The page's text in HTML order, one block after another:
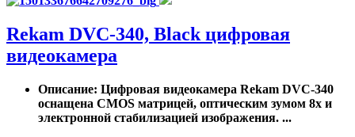
Rekam DVC-340, Black цифровая
видеокамера
Описание: Цифровая видеокамера Rekam DVC-340
оснащена CMOS матрицей, оптическим зумом 8х и
электронной стабилизацией изображения. ...